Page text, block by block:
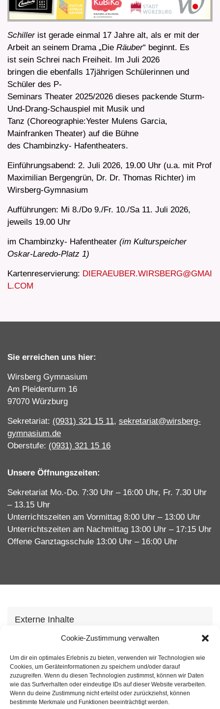
Cookie-Zustimmung verwalten
Um dir ein optimales Erlebnis zu bieten, verwenden wir Technologien wie
Cookies, um Geräteinformationen zu speichern und/oder darauf
zuzugreifen. Wenn du diesen Technologien zustimmst, können wir Daten
wie das Surfverhalten oder eindeutige IDs auf dieser Website verarbeiten.
Wenn du deine Zustimmung nicht erteilst oder zurückziehst, können
bestimmte Merkmale und Funktionen beeinträchtigt werden.
Schillerist gerade einmal 17 Jahre alt, als er mit der
Arbeit an seinem Drama „Die Räuber“ beginnt. Es
ist sein Schrei nach Freiheit. Im Juli 2026
bringen die ebenfalls 17jährigen Schülerinnen und
Schüler des P-
Seminars Theater 2025/2026 dieses packende Sturm-
Und-Drang-Schauspiel mit Musik und
Tanz (Choreographie:Yester Mulens Garcia,
Mainfranken Theater) auf die Bühne
des Chambinzky- Hafentheaters.
Einführungsabend: 2. Juli 2026, 19.00 Uhr (u.a. mit Prof
Maximilian Bergengrün, Dr. Dr. Thomas Richter) im
Wirsberg-Gymnasium
Aufführungen: Mi 8./Do 9./Fr. 10./Sa 11. Juli 2026,
jeweils 19.00 Uhr
im Chambinzky- Hafentheater (im Kulturspeicher
Oskar-Laredo-Platz 1)
Kartenreservierung: DIERAEUBER.WIRSBERG@GMAI
L.COM
Sie erreichen uns hier:
Wirsberg Gymnasium
Am Pleidenturm 16
97070 Würzburg
Sekretariat: (0931) 321 15 11, sekretariat@wirsberg-
gymnasium.de
Oberstufe: (0931) 321 15 16
Unsere Öffnungszeiten:
Sekretariat Mo.-Do. 7:30 Uhr – 16:00 Uhr, Fr. 7.30 Uhr
– 13.15 Uhr
Unterrichtszeiten am Vormittag 8:00 Uhr – 13:00 Uhr
Unterrichtszeiten am Nachmittag 13:00 Uhr – 17:15 Uhr
Offene Ganztagsschule 13:00 Uhr – 16:00 Uhr
Externe Inhalte
Wir verwenden auf unserer Webseite externe
anzubieten. Mit dem laden der Inhalte stimmen Sie
unsererDatenschutzvereinbarungzu.
Inhalt laden